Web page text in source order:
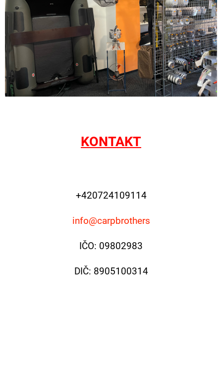
KONTAKT
+420724109114
info@carpbrothers
IČO: 09802983
DIČ: 8905100314